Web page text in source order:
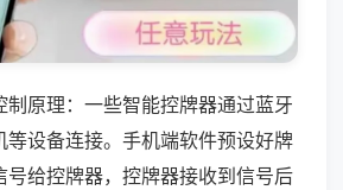
制原理：一些智能控牌器通过蓝牙
等设备连接。手机端软件预设好牌
号给控牌器，控牌器接收到信号后